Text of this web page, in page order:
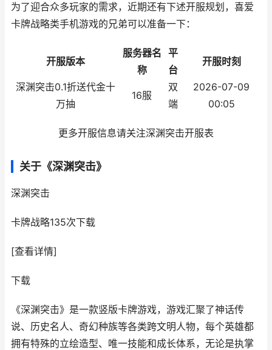
为了迎合众多玩家的需求，近期还有下述开服规划，喜爱
卡牌战略类手机游戏的兄弟可以准备一下：
开服版本
服务器名
称
平
台
开服时刻
深渊突击0.1折送代金十
万抽
16服
双
端
2026-07-09
00:05
更多开服信息请关注深渊突击开服表
关于《深渊突击》
深渊突击
卡牌战略135次下载
[查看详情]
下载
《深渊突击》是一款竖版卡牌游戏，游戏汇聚了神话传
说、历史名人、奇幻种族等各类跨文明人物，每个英雄都
拥有特殊的立绘造型、唯一技能和成长体系，无论是执掌